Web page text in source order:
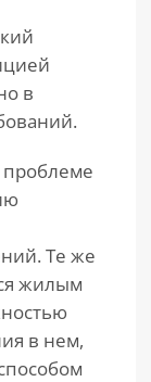
в
проблеме
Те же
жилым
в нем,